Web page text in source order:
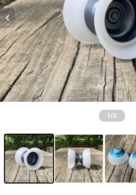
1 /3